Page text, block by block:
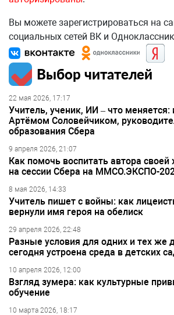
Вы можете зарегистрироваться на
социальных сетей ВК и
Выбор читателей
22 мая 2026, 17:17
Учитель, ученик, ИИ – что меняется:
Артёмом Соловейчиком,
образования Сбера
9 апреля 2026, 21:07
Как помочь воспитать автора своей
на сессии Сбера на ММСО.ЭКСПО-
8 мая 2026, 14:33
Учитель пишет с войны: как
вернули имя героя на обелиск
29 апреля 2026, 22:48
Разные условия для одних и тех же
сегодня устроена среда в детских
10 апреля 2026, 12:00
Взгляд зумера: как культурные
обучение
10 марта 2026, 18:17